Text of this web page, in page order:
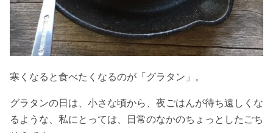
寒くなると食べたくなるのが「グラタン」。
グラタンの日は、小さな頃から、夜ごはんが待ち遠しくな
るような、私にとっては、日常のなかのちょっとしたごち